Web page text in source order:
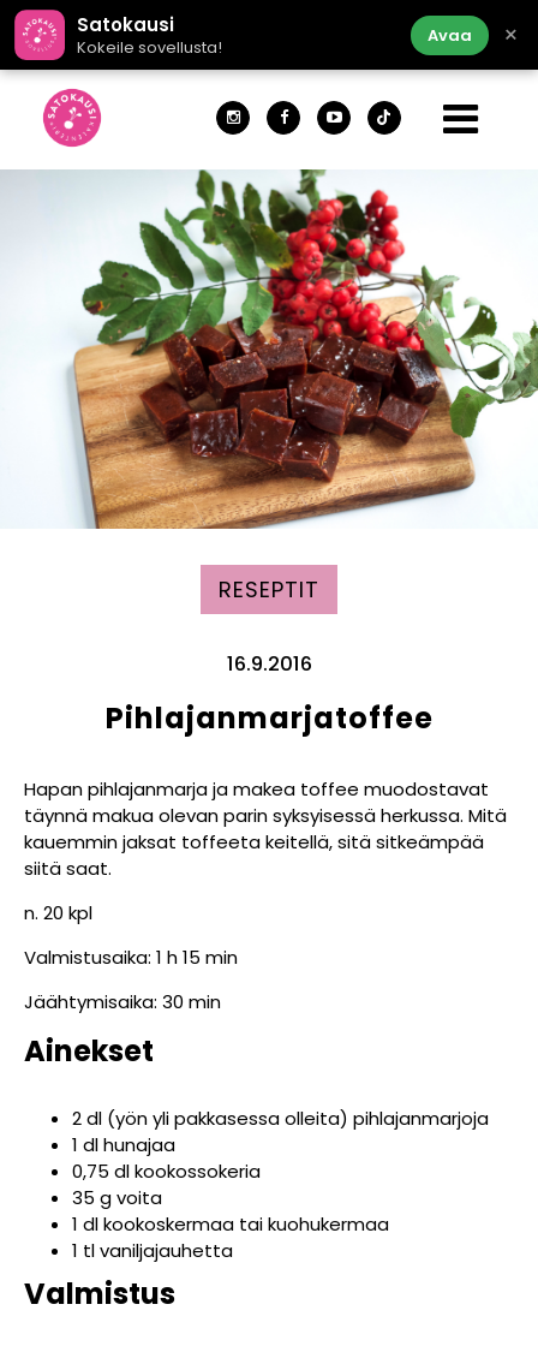
Satokausi
Kokeile sovellusta!
Avaa ×
RESEPTIT
16.9.2016
Pihlajanmarjatoffee
Hapan pihlajanmarja ja makea toffee muodostavat
täynnä makua olevan parin syksyisessä herkussa. Mitä
kauemmin jaksat toffeeta keitellä, sitä sitkeämpää
siitä saat.
n. 20 kpl
Valmistusaika: 1 h 15 min
Jäähtymisaika: 30 min
Ainekset
2 dl (yön yli pakkasessa olleita) pihlajanmarjoja
1 dl hunajaa
0,75 dl kookossokeria
35 g voita
1 dl kookoskermaa tai kuohukermaa
1 tl vaniljajauhetta
Valmistus